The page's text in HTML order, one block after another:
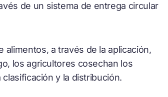
de un sistema de entrega circular
a través de la aplicación,
los agricultores cosechan los
y la distribución.